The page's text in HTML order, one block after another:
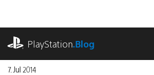
springen
PlayStation.Blog
7. Jul 2014